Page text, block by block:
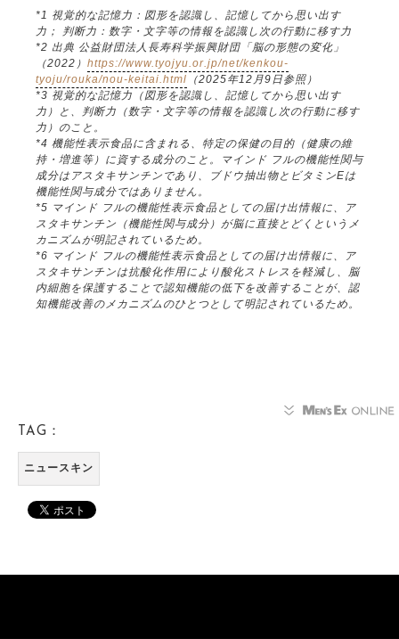
*1 視覚的な記憶力：図形を認識し、記憶してから思い出す
力； 判断力：数字・文字等の情報を認識し次の行動に移す力
*2 出典 公益財団法人長寿科学振興財団「脳の形態の変化」
（2022） https://www.tyojyu.or.jp/net/kenkou-
tyoju/rouka/nou-keitai.html （2025年12月9日参照）
*3 視覚的な記憶力（図形を認識し、記憶してから思い出す
力）と、判断力（数字・文字等の情報を認識し次の行動に移す
力）のこと。
*4 機能性表示食品に含まれる、特定の保健の目的（健康の維
持・増進等）に資する成分のこと。マインド フルの機能性関与
成分はアスタキサンチンであり、ブドウ抽出物とビタミンEは
機能性関与成分ではありません。
*5 マインド フルの機能性表示食品としての届け出情報に、ア
スタキサンチン（機能性関与成分）が脳に直接とどくというメ
カニズムが明記されているため。
*6 マインド フルの機能性表示食品としての届け出情報に、ア
スタキサンチンは抗酸化作用により酸化ストレスを軽減し、脳
内細胞を保護することで認知機能の低下を改善することが、認
知機能改善のメカニズムのひとつとして明記されているため。
TAG：
ニュースキン